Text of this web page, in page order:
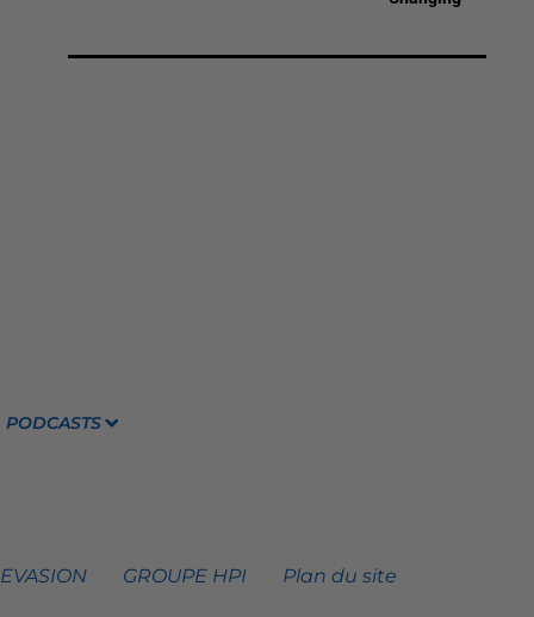
PODCASTS
GROUPE HPI Plan du site